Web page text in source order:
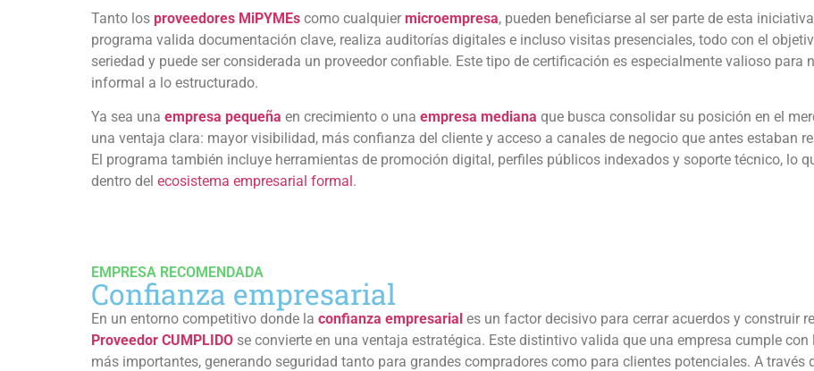
Tanto los proveedores MiPYMEs como cualquier microempresa, pueden beneficiarse al ser parte de esta
programa valida documentación clave, realiza auditorías digitales e incluso visitas presenciales, todo con el
seriedad y puede ser considerada un proveedor confiable. Este tipo de certificación es especialmente valioso para
informal a lo estructurado.
Ya sea una empresa pequeña en crecimiento o una empresa mediana que busca consolidar su posición en el
una ventaja clara: mayor visibilidad, más confianza del cliente y acceso a canales de negocio que antes estaban
El programa también incluye herramientas de promoción digital, perfiles públicos indexados y soporte técnico, lo
dentro del ecosistema empresarial formal .
EMPRESA RECOMENDADA
Confianza empresarial
En un entorno competitivo donde la confianza empresarial es un factor decisivo para cerrar acuerdos y construir
Proveedor CUMPLIDO se convierte en una ventaja estratégica. Este distintivo valida que una empresa cumple
más importantes, generando seguridad tanto para grandes compradores como para clientes potenciales. A